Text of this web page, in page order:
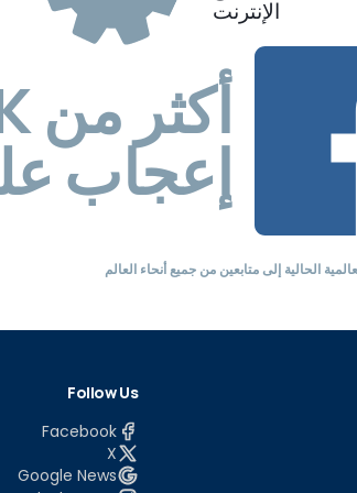
الإنترنت
أكثر من520K
إعجاب
الحالية إلى متابعين من جميع أنحاء العالم
Follow Us
Facebook
X
Google News